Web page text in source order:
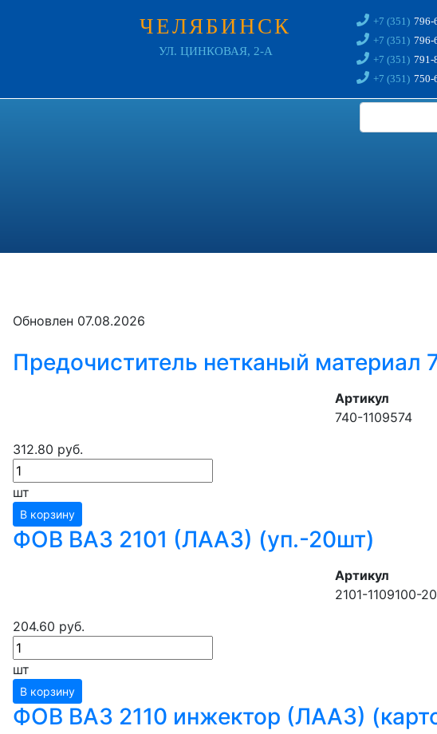
ЧЕЛЯБИНСК
УЛ. ЦИНКОВАЯ, 2-А
+7 (351) 796-
+7 (351) 796-
+7 (351) 791-
+7 (351) 750-
Обновлен 07.08.2026
Предочиститель нетканый материал
Артикул
740-1109574
312.80 руб.
шт
В корзину
ФОВ ВАЗ 2101 (ЛААЗ) (уп.-20шт)
Артикул
2101-1109100-20
204.60 руб.
шт
В корзину
ФОВ ВАЗ 2110 инжектор (ЛААЗ)